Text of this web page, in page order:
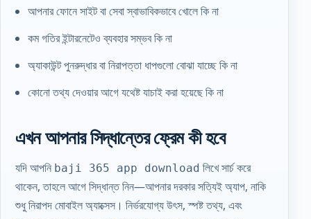
আপনার ফোনে সাইট বা সেবা স্বাভাবিকভাবে খোলে কি না
কম গতির ইন্টারনেটেও ব্যবহার সম্ভব কি না
অ্যাকাউন্ট পুনরুদ্ধার বা নিরাপত্তা ধাপগুলো বোঝা যাচ্ছে কি না
কোনো তথ্য দেওয়ার আগে যথেষ্ট যাচাই করা হয়েছে কি না
এখন আপনার সিদ্ধান্তের ফ্রেম কী হবে
যদি আপনি baji 365 app download লিখে সার্চ করে
থাকেন, তাহলে আগে সিদ্ধান্ত নিন—আপনার দরকার সত্যিই অ্যাপ, নাকি
শুধু নিরাপদ মোবাইল অ্যাক্সেস। নির্ভরযোগ্য উৎস, স্পষ্ট তথ্য, এবং